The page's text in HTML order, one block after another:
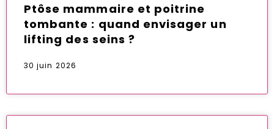
Ptôse mammaire et poitrine
tombante : quand envisager un
lifting des seins ?
30 juin 2026